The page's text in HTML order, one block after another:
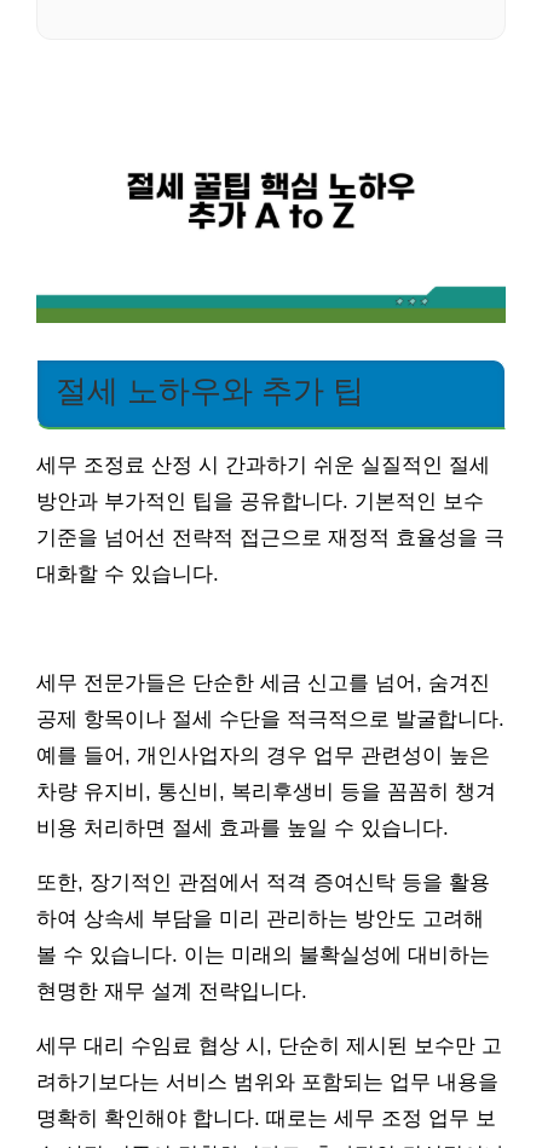
절세 노하우와 추가 팁
세무 조정료 산정 시 간과하기 쉬운 실질적인 절세
방안과 부가적인 팁을 공유합니다. 기본적인 보수
기준을 넘어선 전략적 접근으로 재정적 효율성을 극
대화할 수 있습니다.
세무 전문가들은 단순한 세금 신고를 넘어, 숨겨진
공제 항목이나 절세 수단을 적극적으로 발굴합니다.
예를 들어, 개인사업자의 경우 업무 관련성이 높은
차량 유지비, 통신비, 복리후생비 등을 꼼꼼히 챙겨
비용 처리하면 절세 효과를 높일 수 있습니다.
또한, 장기적인 관점에서 적격 증여신탁 등을 활용
하여 상속세 부담을 미리 관리하는 방안도 고려해
볼 수 있습니다. 이는 미래의 불확실성에 대비하는
현명한 재무 설계 전략입니다.
세무 대리 수임료 협상 시, 단순히 제시된 보수만 고
려하기보다는 서비스 범위와 포함되는 업무 내용을
명확히 확인해야 합니다. 때로는 세무 조정 업무 보